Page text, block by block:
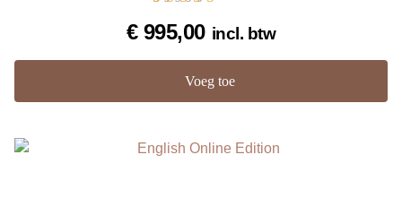
5.00
€995,00 incl. btw
Voeg toe